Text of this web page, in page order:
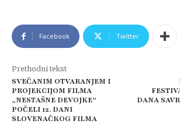
Facebook Twitter
Prethodni tekst
SVEČANIM OTVARANJEM I
PROJEKCIJOM FILMA
„NESTAŠNE DEVOJKE“
POČELI 12. DANI
SLOVENAČKOG FILMA
DANA